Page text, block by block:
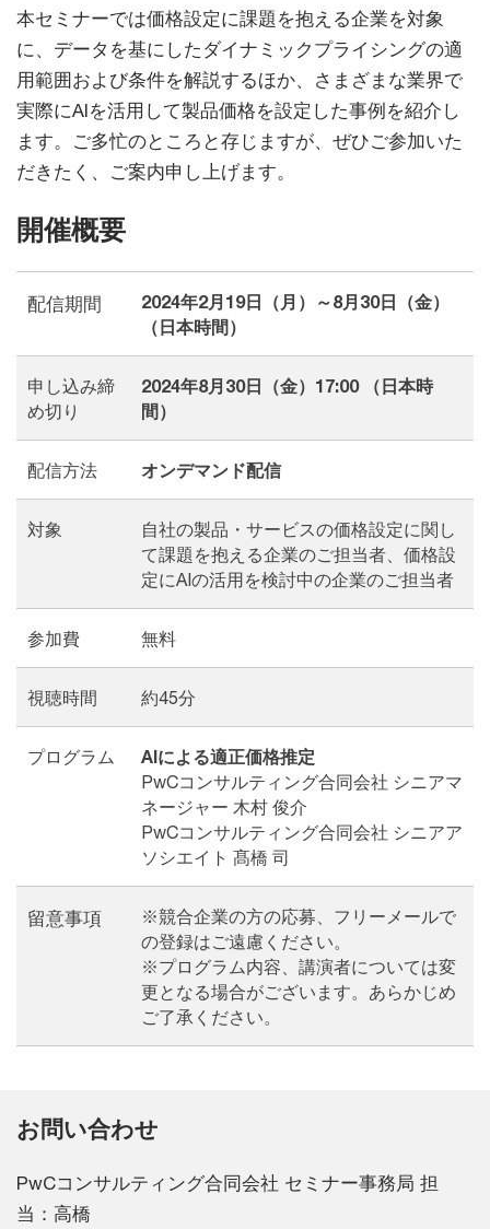
本セミナーでは価格設定に課題を抱える企業を対象
に、データを基にしたダイナミックプライシングの適
用範囲および条件を解説するほか、さまざまな業界で
実際にAIを活用して製品価格を設定した事例を紹介し
ます。ご多忙のところと存じますが、ぜひご参加いた
だきたく、ご案内申し上げます。
開催概要
配信期間
2024年2月19日（月）～8月30日（金）
（日本時間）
申し込み締
め切り
2024年8月30日（金）17:00 （日本時
間）
配信方法 オンデマンド配信
対象
自社の製品・サービスの価格設定に関し
て課題を抱える企業のご担当者、価格設
定にAIの活用を検討中の企業のご担当者
参加費 無料
視聴時間 約45分
プログラム
AIによる適正価格推定
PwCコンサルティング合同会社 シニアマ
ネージャー 木村 俊介
PwCコンサルティング合同会社 シニアア
ソシエイト 髙橋 司
留意事項
※競合企業の方の応募、フリーメールで
の登録はご遠慮ください。
※プログラム内容、講演者については変
更となる場合がございます。あらかじめ
ご了承ください。
お問い合わせ
PwCコンサルティング合同会社 セミナー事務局 担
当：高橋